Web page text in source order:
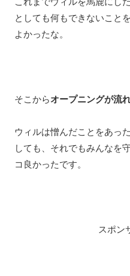
としても何もできないこと
よかったな。
そこからオープニングが流
ウィルは憎んだことをあっ
しても、それでもみんなを
コ良かったです。
スポン